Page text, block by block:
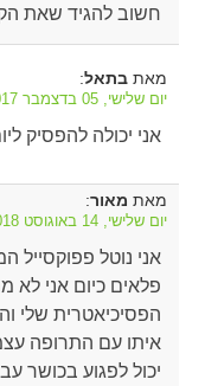
חשוב להגיד שאת
מאתבתאל:
יום שלישי, 05 בדצמבר 2017 בשעה 14:28
אני יכולה להפסיק
מאת מאור:
יום שלישי, 14 באוגוסט 2018 בשעה 15:41
אני נוטל
פלאים כיום אני לא
הפסיכיאטרית שלי
איתו עם התרופה
יכול לפגוע בכושר